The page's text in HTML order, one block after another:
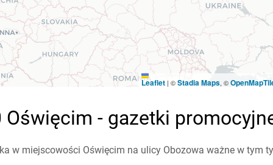
Leaflet | ©Stadia Maps, ©
- gazetki
w miejscowości Oświęcim na ulicy Obozowa ważne w tym